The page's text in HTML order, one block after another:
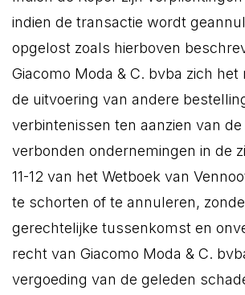
indien de transactie wordt
opgelost zoals hierboven
Giacomo Moda & C. bvba zich het
de uitvoering van andere
verbintenissen ten aanzien van de
verbonden ondernemingen in de
11-12 van het Wetboek van
te schorten of te annuleren,
gerechtelijke tussenkomst en
recht van Giacomo Moda & C.
vergoeding van de geleden